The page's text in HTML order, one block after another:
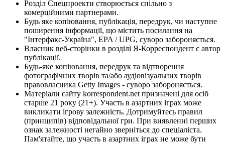
Розділ Спецпроекти створюється спільно з
комерційними партнерами.
Будь яке копіювання, публікація, передрук, чи наступне
поширення інформації, що містить посилання на
"Інтерфакс-Україна", EPA / UPG, суворо забороняється.
Власник веб-сторінки в розділі Я-Корреспондент є автор
публікації.
Будь-яке копіювання, передрук та відтворення
фотографічних творів та/або аудіовізуальних творів
правовласника Getty Images - суворо забороняється.
Матеріали сайту korrespondent.net призначені для осіб
старше 21 року (21+). Участь в азартних іграх може
викликати ігрову залежність. Дотримуйтесь правил
(принципів) відповідальної гри. При виявленні перших
ознак залежності негайно зверніться до спеціаліста.
Пам'ятайте, що участь в азартних іграх не може бути